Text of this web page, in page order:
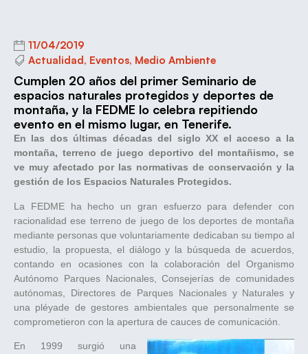
11/04/2019
Actualidad, Eventos, Medio Ambiente
Cumplen 20 años del primer Seminario de
espacios naturales protegidos y deportes de
montaña, y la FEDME lo celebra repitiendo
evento en el mismo lugar, en Tenerife.
En las dos últimas décadas del siglo XX el acceso a la
montaña, terreno de juego deportivo del montañismo, se
ve muy afectado por las normativas de conservación y la
gestión de los Espacios Naturales Protegidos.
La FEDME ha hecho un gran esfuerzo para defender con
racionalidad ese terreno de juego de los deportes de montaña
mediante personas que voluntariamente dedicaban su tiempo al
estudio, la propuesta, el diálogo y la búsqueda de acuerdos,
contando en ocasiones con la colaboración del Organismo
Autónomo Parques Nacionales, Consejerías de comunidades
autónomas, Directores de Parques Nacionales y Naturales y
una pléyade de gestores ambientales que personalmente se
comprometieron con la apertura de cauces de comunicación.
En 1999 surgió una